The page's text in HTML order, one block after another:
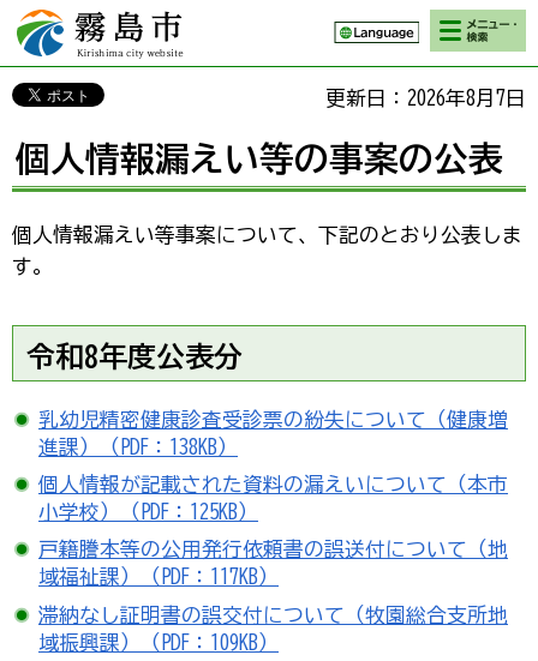
霧島市 Kirishima
city website
検索・メニ
ュー
更新日：2026年8月7日
個人情報漏えい等の事案の公表
個人情報漏えい等事案について、下記のとおり公表しま
す。
令和8年度公表分
乳幼児精密健康診査受診票の紛失について（健康増
進課）（PDF：138KB）
個人情報が記載された資料の漏えいについて（本市
小学校）（PDF：125KB）
戸籍謄本等の公用発行依頼書の誤送付について（地
域福祉課）（PDF：117KB）
滞納なし証明書の誤交付について（牧園総合支所地
域振興課）（PDF：109KB）